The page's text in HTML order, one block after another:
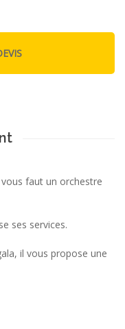
faut un orchestre
ses services.
il vous propose une